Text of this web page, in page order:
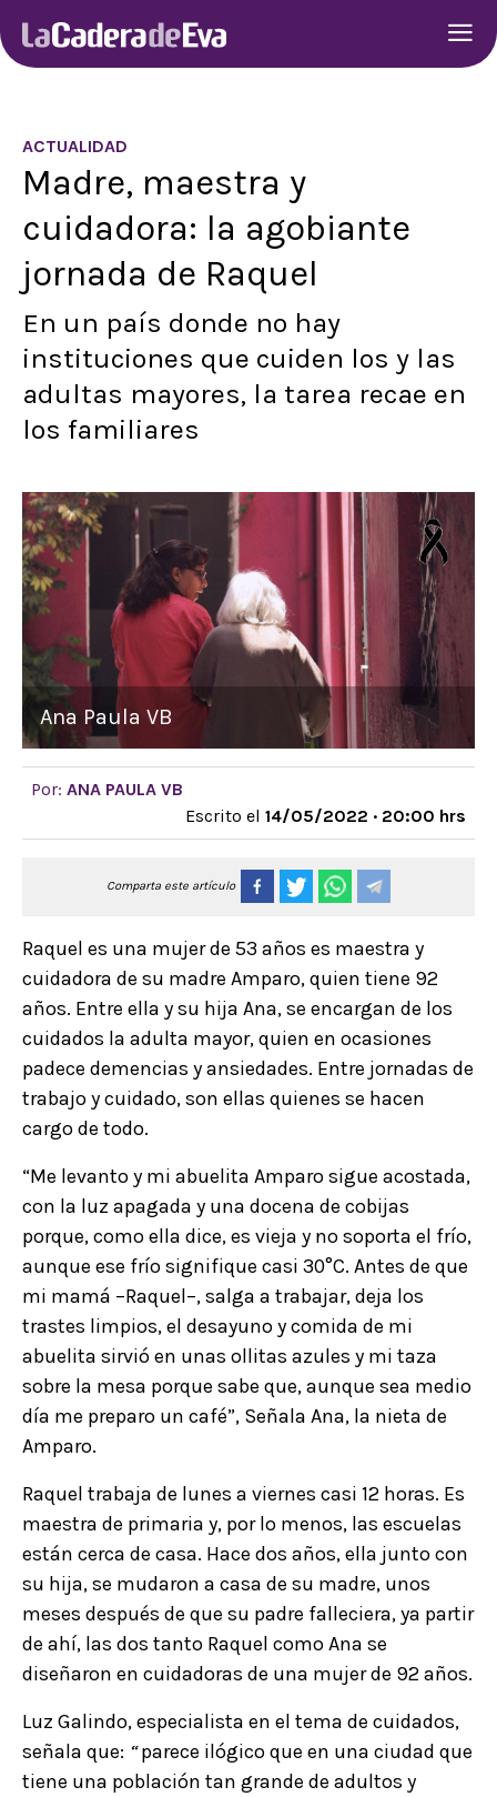
ACTUALIDAD
Madre, maestra y
cuidadora: la agobiante
jornada de Raquel
En un país donde no hay
instituciones que cuiden los y las
adultas mayores, la tarea recae en
los familiares
Ana Paula VB
Por: ANA PAULA VB
Escrito el 14/05/2022 · 20:00 hrs
Comparta este artículo
Raquel es una mujer de 53 años es maestra y
cuidadora de su madre Amparo, quien tiene 92
años. Entre ella y su hija Ana, se encargan de los
cuidados la adulta mayor, quien en ocasiones
padece demencias y ansiedades. Entre jornadas de
trabajo y cuidado, son ellas quienes se hacen
cargo de todo.
“Me levanto y mi abuelita Amparo sigue acostada,
con la luz apagada y una docena de cobijas
porque, como ella dice, es vieja y no soporta el frío,
aunque ese frío signifique casi 30°C. Antes de que
mi mamá –Raquel–, salga a trabajar, deja los
trastes limpios, el desayuno y comida de mi
abuelita sirvió en unas ollitas azules y mi taza
sobre la mesa porque sabe que, aunque sea medio
día me preparo un café”, Señala Ana, la nieta de
Amparo.
Raquel trabaja de lunes a viernes casi 12 horas. Es
maestra de primaria y, por lo menos, las escuelas
están cerca de casa. Hace dos años, ella junto con
su hija, se mudaron a casa de su madre, unos
meses después de que su padre falleciera, ya partir
de ahí, las dos tanto Raquel como Ana se
diseñaron en cuidadoras de una mujer de 92 años.
Luz Galindo, especialista en el tema de cuidados,
señala que: “parece ilógico que en una ciudad que
tiene una población tan grande de adultos y